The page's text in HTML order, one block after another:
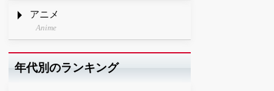
アニメ
Anime
年代別のランキング